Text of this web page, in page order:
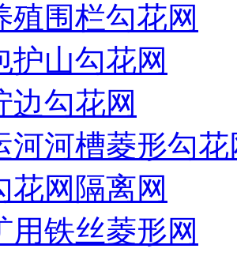
殖围栏勾花网
护山勾花网
边勾花网
河河槽菱形勾花
花网隔离网
用铁丝菱形网